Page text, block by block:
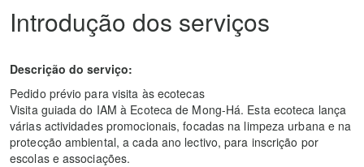
Introdução dos serviços
Descrição do serviço:
Pedido prévio para visita às ecotecas
Visita guiada do IAM à Ecoteca de Mong-Há. Esta ecoteca lança
várias actividades promocionais, focadas na limpeza urbana e na
protecção ambiental, a cada ano lectivo, para inscrição por
escolas e associações.